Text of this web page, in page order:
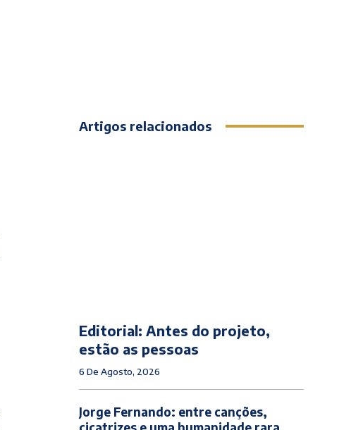
Artigos relacionados
Editorial: Antes do projeto,
estão as pessoas
6 De Agosto, 2026
Jorge Fernando: entre canções,